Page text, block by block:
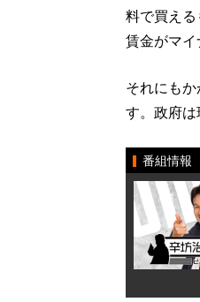
料で買え
賃金がマ
それにも
す。政府
番組情報